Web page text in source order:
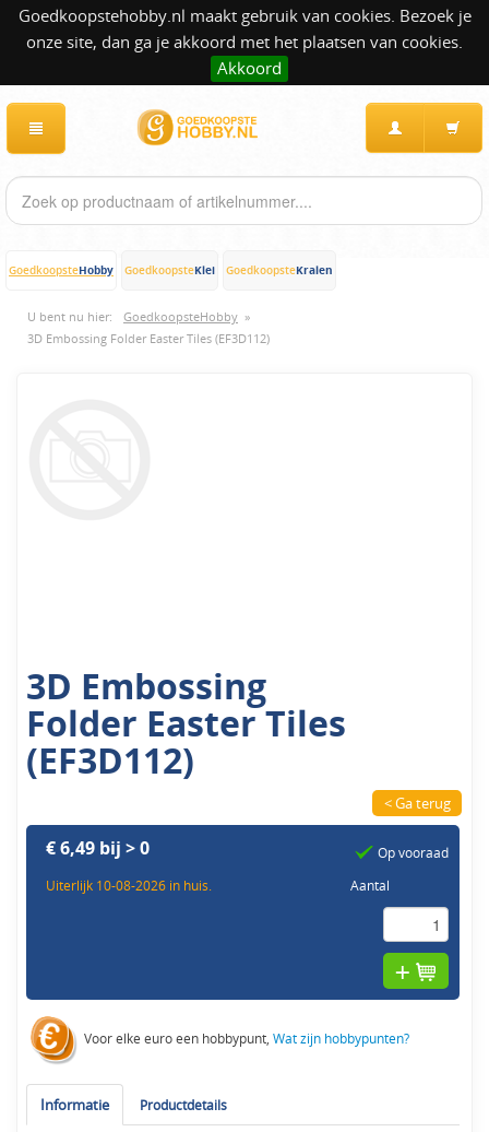
Goedkoopstehobby.nl maakt gebruik van cookies. Bezoek je
onze site, dan ga je akkoord met het plaatsen van cookies.
Akkoord
GoedkoopsteHobby GoedkoopsteKlei GoedkoopsteKralen
U bent nu hier: GoedkoopsteHobby »
3D Embossing Folder Easter Tiles (EF3D112)
3D Embossing
Folder Easter Tiles
(EF3D112)
< Ga terug
€ 6,49 bij > 0
Uiterlijk 10-08-2026 in huis.
Op vooraad
Aantal
Voor elke euro een hobbypunt,Wat zijn hobbypunten?
Informatie Productdetails